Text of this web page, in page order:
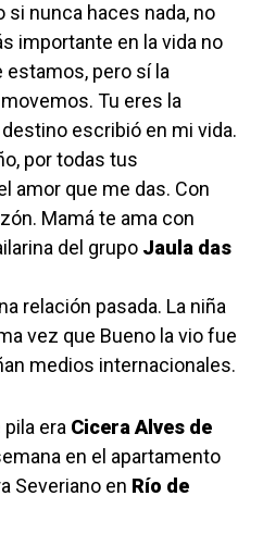
nunca haces nada, no
importante en la vida no
estamos, pero sí la
Tu eres la
escribió en mi vida.
por todas tus
amor que me das. Con
Mamá te ama con
del grupo Jaula das
relación pasada. La niña
vez que Bueno la vio fue
medios internacionales.
era Cicera Alves de
en el apartamento
Severiano en Río de